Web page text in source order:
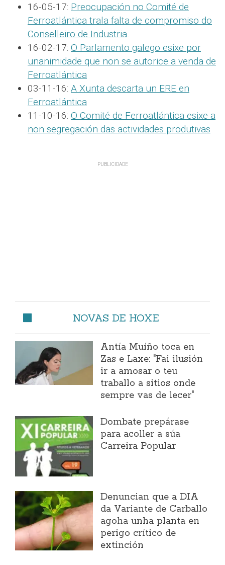
16-05-17: Preocupación no Comité de
Ferroatlántica trala falta de compromiso do
Conselleiro de Industria.
16-02-17: O Parlamento galego esixe por
unanimidade que non se autorice a venda de
Ferroatlántica
03-11-16: A Xunta descarta un ERE en
Ferroatlántica
11-10-16: O Comité de Ferroatlántica esixe a
non segregación das actividades produtivas
NOVAS DE HOXE
Antía Muíño toca en
Zas e Laxe: "Fai ilusión
ir a amosar o teu
traballo a sitios onde
sempre vas de lecer"
Dombate prepárase
para acoller a súa
Carreira Popular
Denuncian que a DIA
da Variante de Carballo
agoha unha planta en
perigo crítico de
extinción